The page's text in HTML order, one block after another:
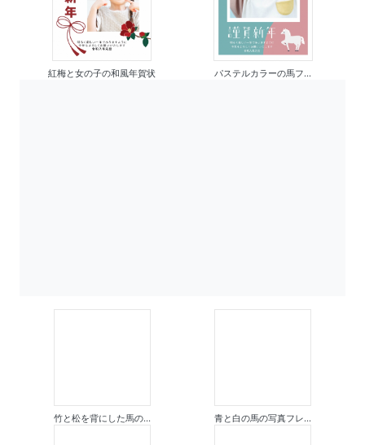
紅梅と女の子の和風年賀状 パステルカラーの馬フ...
竹と松を背にした馬の... 青と白の馬の写真フレ...